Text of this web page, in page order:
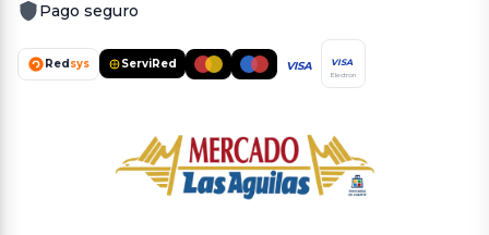
Pago seguro
Redsys ServiRed VISA VISA
Electron